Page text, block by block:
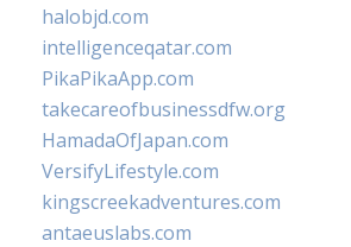
halobjd.com
intelligenceqatar.com
PikaPikaApp.com
takecareofbusinessdfw.org
HamadaOfJapan.com
VersifyLifestyle.com
kingscreekadventures.com
antaeuslabs.com